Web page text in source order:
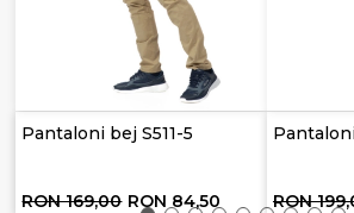
Pantaloni bej S511-5
RON 169,00 RON 84,50 RON